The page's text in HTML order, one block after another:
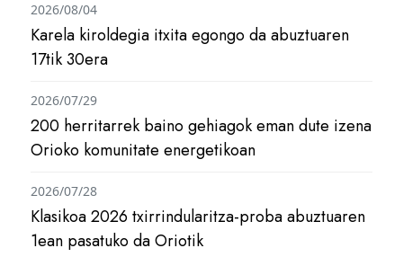
Karela kiroldegia itxita egongo da abuztuaren
17tik 30era
2026/08/04
200 herritarrek baino gehiagok eman dute izena
Orioko komunitate energetikoan
2026/07/29
Klasikoa 2026 txirrindularitza-proba abuztuaren
1ean pasatuko da Oriotik
2026/07/28